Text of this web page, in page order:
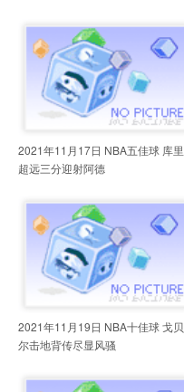
2021年11月17日 NBA五佳球 库里
超远三分迎射阿德
2021年11月19日 NBA十佳球 戈贝
尔击地背传尽显风骚